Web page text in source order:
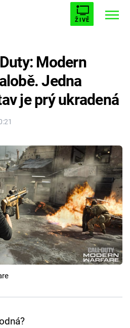
ŽIVĚ
AVENGERS 5Modern
Jedna
je prý ukradená